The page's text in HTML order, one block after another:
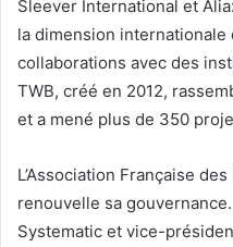
Sleever International et
la dimension
collaborations avec des
TWB, créé en 2012,
et a mené plus de 350
L’Association Française
renouvelle sa
Systematic et vice-